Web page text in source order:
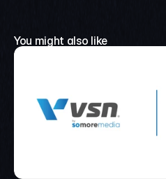
You might also like